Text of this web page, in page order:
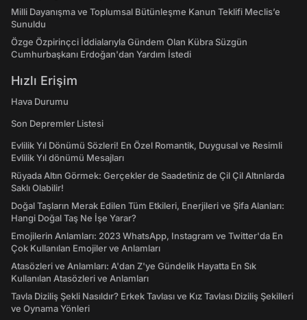
Milli Dayanışma ve Toplumsal Bütünleşme Kanun Teklifi Meclis’e
Sunuldu
Özge Özpirinçci İddialarıyla Gündem Olan Kübra Süzgün
Cumhurbaşkanı Erdoğan'dan Yardım İstedi
Hızlı Erişim
Hava Durumu
Son Depremler Listesi
Evlilik Yıl Dönümü Sözleri! En Özel Romantik, Duygusal ve Resimli
Evlilik Yıl dönümü Mesajları
Rüyada Altın Görmek: Gerçekler de Saadetiniz de Çil Çil Altınlarda
Saklı Olabilir!
Doğal Taşların Merak Edilen Tüm Etkileri, Enerjileri ve Şifa Alanları:
Hangi Doğal Taş Ne İşe Yarar?
Emojilerin Anlamları: 2023 WhatsApp, Instagram ve Twitter'da En
Çok Kullanılan Emojiler ve Anlamları
Atasözleri ve Anlamları: A'dan Z'ye Gündelik Hayatta En Sık
Kullanılan Atasözleri ve Anlamları
Tavla Diziliş Şekli Nasıldır? Erkek Tavlası ve Kız Tavlası Diziliş Şekilleri
ve Oynama Yönleri